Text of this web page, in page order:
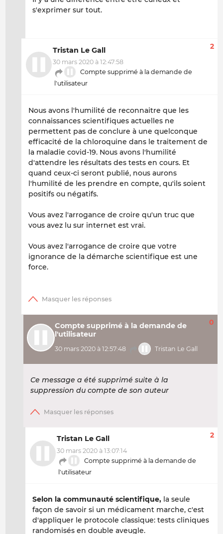
s'exprimer sur tout.
Tristan Le Gall
30 mars 2020 à 12:47:58
Compte supprimé à la demande de
l'utilisateur
2
Nous avons l'humilité de reconnaitre que les
connaissances scientifiques actuelles ne
permettent pas de conclure à une quelconque
efficacité de la chloroquine dans le traitement de
la maladie covid-19. Nous avons l'humilité
d'attendre les résultats des tests en cours. Et
quand ceux-ci seront publié, nous aurons
l'humilité de les prendre en compte, qu'ils soient
positifs ou négatifs.
Vous avez l'arrogance de croire qu'un truc que
vous avez lu sur internet est vrai.
Vous avez l'arrogance de croire que votre
ignorance de la démarche scientifique est une
force.
Compte supprimé à la demande de
l'utilisateur
30 mars 2020 à 12:57:48 Tristan Le Gall
0
Ce message a été supprimé suite à la
suppression du compte de son auteur
Tristan Le Gall
30 mars 2020 à 13:07:14
Compte supprimé à la demande de
l'utilisateur
2
Selon la communauté scientifique, la seule
façon de savoir si un médicament marche, c'est
d'appliquer le protocole classique: tests cliniques
randomisés en double aveugle.